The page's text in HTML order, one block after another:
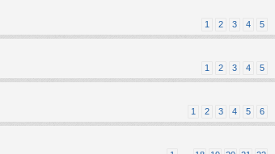
1 2 3 4 5
1 2 3 4 5
1 2 3 4 5 6